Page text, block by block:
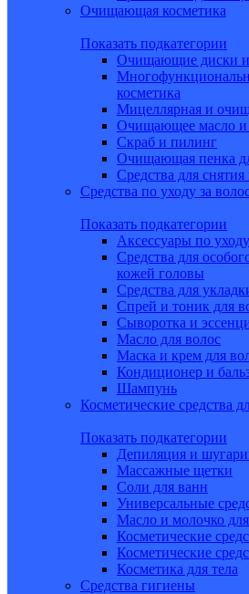
Очищающая косметика
Показать подкатегории
Очищающие диски и
косметика
Мицеллярная и
Очищающее масло и
Скраб и пилинг
Очищающая пенка
Средства для
Средства по уходу за
Показать подкатегории
Аксессуары по
Средства для
кожей головы
Средства для
Спрей и тоник для
Сыворотка и
Масло для волос
Маска и крем для
Кондиционер и
Шампунь
Косметические средства
Показать подкатегории
Депиляция и
Массажные щетки
Соли для ванн
Универсальные
Масло и молочко для
Косметические
Косметические
Косметика для тела
Средства гигиены